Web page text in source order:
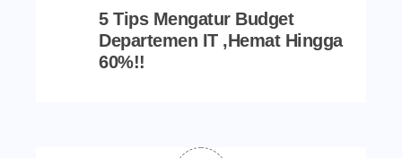
5 Tips Mengatur Budget
Departemen IT ,Hemat Hingga
60%!!